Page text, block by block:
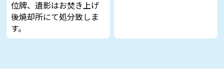
位牌、遺影はお焚き上げ
後焼却所にて処分致しま
す。